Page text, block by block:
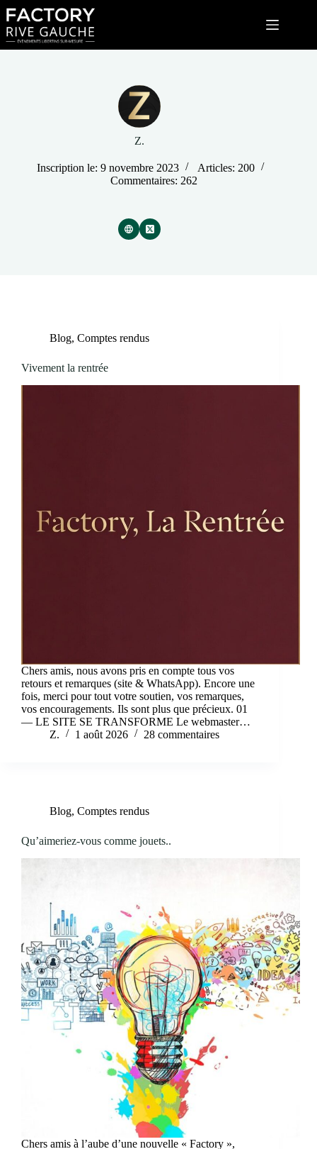
Passer
au
contenu
Z.
Inscription le: 9 novembre 2023
Articles: 200
Commentaires: 262
Blog, Comptes rendus
Vivement la rentrée
Chers amis, nous avons pris en compte tous vos
retours et remarques (site & WhatsApp). Encore une
fois, merci pour tout votre soutien, vos remarques,
vos encouragements. Ils sont plus que précieux. 01
— LE SITE SE TRANSFORME Le webmaster…
Z.
1 août 2026 28 commentaires
Blog, Comptes rendus
Qu’aimeriez-vous comme jouets..
Chers amis à l’aube d’une nouvelle « Factory »,